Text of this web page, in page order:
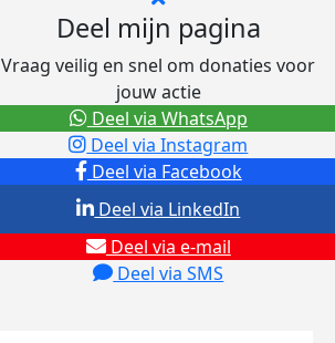
Deel mijn pagina
Vraag veilig en snel om donaties voor
jouw actie
Deel via Facebook
Deel via Instagram
Deel via e-mail
Deel via SMS
Deel via LinkedIn
Deel via WhatsApp